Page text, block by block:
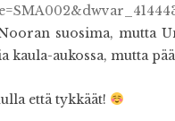
suosima, mutta
kaula-aukossa, mutta
että tykkäät!